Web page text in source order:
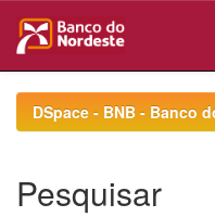
navigationDSpace - BNB - Banco
Pesquisar